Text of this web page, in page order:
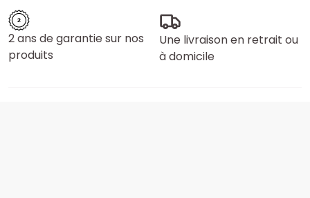
2 ans de garantie sur nos
produits
Une livraison en retrait ou
à domicile